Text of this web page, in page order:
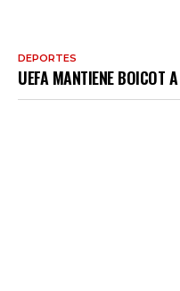
DEPORTES
UEFA MANTIENE BOICOT